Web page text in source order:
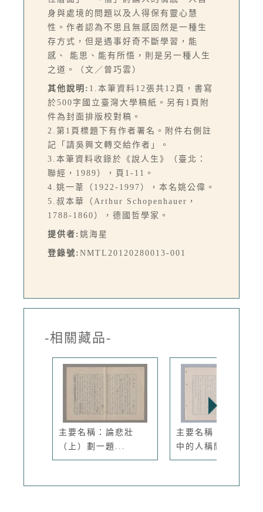
身與處境的問題以及人得保有靈心慧
性。作者認為不思且無感固然是一種生
存方式，但是遇事好奇不斷學習，能
感、 能思、能有所悟，則是另一種人生
之道。（文／曾巧雲）
其他說明: 1.本筆資料12張共12頁，書寫
於500字國立臺灣大學稿紙。另有1頁附
件為封面排版校對稿。
2.第1頁標題下有作者署名。附件右側註
記「請吳興文轉交給作者」。
3.本筆資料收錄於《說人生》（臺北：
聯經，1989），頁1-11。
4.姚一葦（1922-1997），本名姚公偉。
5.叔本華（Arthur Schopenhauer，
1788-1860），德國哲學家。
提供者: 姚海星
登錄號: NMTL20120280013-001
-相關藏品-
主要名稱：論悲壯
（上）劃一題...
主要名稱：我國詩詞
中的人稱問...